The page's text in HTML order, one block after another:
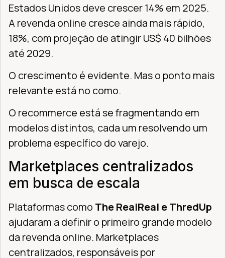
Estados Unidos deve crescer 14% em 2025.
A revenda online cresce ainda mais rápido,
18%, com projeção de atingir US$ 40 bilhões
até 2029.
O crescimento é evidente. Mas o ponto mais
relevante está no como.
O recommerce está se fragmentando em
modelos distintos, cada um resolvendo um
problema específico do varejo.
Marketplaces centralizados
em busca de escala
Plataformas como The RealReal e ThredUp
ajudaram a definir o primeiro grande modelo
da revenda online. Marketplaces
centralizados, responsáveis por